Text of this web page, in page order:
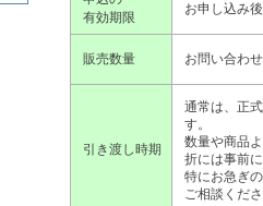
有効期限
お申し込み
販売数量 お問い合わ
引き渡し時期
通常は、正
す。
数量や商品
折には事前
特にお急ぎ
ご相談くださ